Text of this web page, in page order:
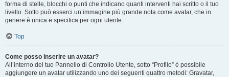
forma di stelle, blocchi o punti che indicano quanti interventi hai scritto o il tuo
livello. Sotto può esserci un’immagine più grande nota come avatar, che in
genere è unica e specifica per ogni utente.
Top
Come posso inserire un avatar?
All’interno del tuo Pannello di Controllo Utente, sotto “Profilo” è possibile
aggiungere un avatar utilizzando uno dei seguenti quattro metodi: Gravatar,